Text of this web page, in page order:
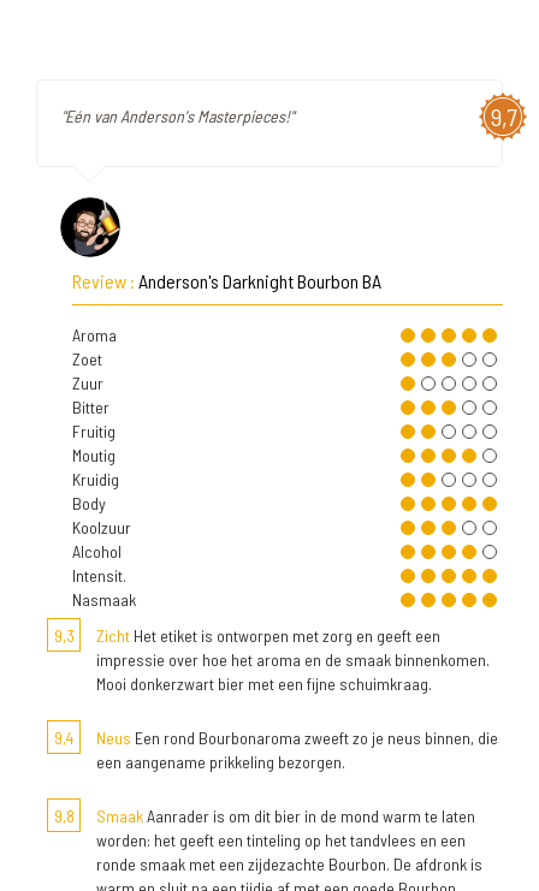
9,7
"Eén van Anderson's Masterpieces!"
Review : Anderson's Darknight Bourbon BA
Aroma
Zoet
Zuur
Bitter
Fruitig
Moutig
Kruidig
Body
Koolzuur
Alcohol
Intensit.
Nasmaak
9,3
Zicht Het etiket is ontworpen met zorg en geeft een
impressie over hoe het aroma en de smaak binnenkomen.
Mooi donkerzwart bier met een fijne schuimkraag.
9,4 Neus Een rond Bourbonaroma zweeft zo je neus binnen, die
een aangename prikkeling bezorgen.
9,8 SmaakAanrader is om dit bier in de mond warm te laten
worden: het geeft een tinteling op het tandvlees en een
ronde smaak met een zijdezachte Bourbon. De afdronk is